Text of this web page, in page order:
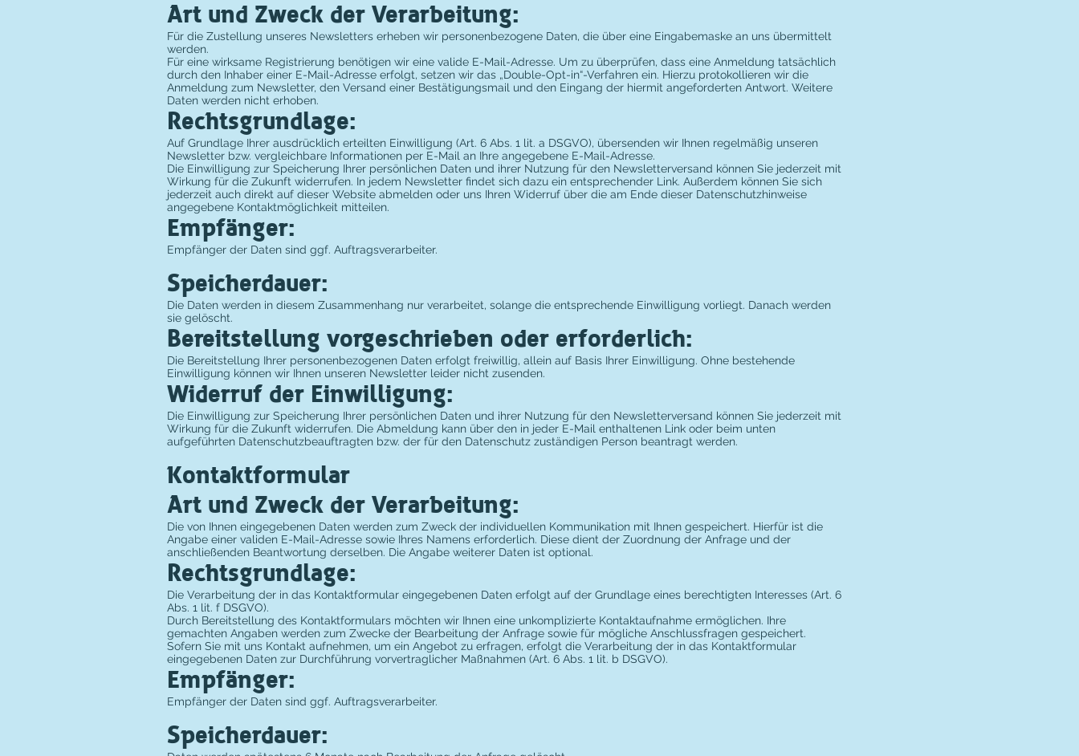
Art und Zweck der Verarbeitung:
Für die Zustellung unseres Newsletters erheben wir personenbezogene Daten, die über eine Eingabemaske an uns übermittelt
werden.
Für eine wirksame Registrierung benötigen wir eine valide E-Mail-Adresse. Um zu überprüfen, dass eine Anmeldung tatsächlich
durch den Inhaber einer E-Mail-Adresse erfolgt, setzen wir das „Double-Opt-in“-Verfahren ein. Hierzu protokollieren wir die
Anmeldung zum Newsletter, den Versand einer Bestätigungsmail und den Eingang der hiermit angeforderten Antwort. Weitere
Daten werden nicht erhoben.
Rechtsgrundlage:
Auf Grundlage Ihrer ausdrücklich erteilten Einwilligung (Art. 6 Abs. 1 lit. a DSGVO), übersenden wir Ihnen regelmäßig unseren
Newsletter bzw. vergleichbare Informationen per E-Mail an Ihre angegebene E-Mail-Adresse.
Die Einwilligung zur Speicherung Ihrer persönlichen Daten und ihrer Nutzung für den Newsletterversand können Sie jederzeit mit
Wirkung für die Zukunft widerrufen. In jedem Newsletter findet sich dazu ein entsprechender Link. Außerdem können Sie sich
jederzeit auch direkt auf dieser Website abmelden oder uns Ihren Widerruf über die am Ende dieser Datenschutzhinweise
angegebene Kontaktmöglichkeit mitteilen.
Empfänger:
Empfänger der Daten sind ggf. Auftragsverarbeiter.
Speicherdauer:
Die Daten werden in diesem Zusammenhang nur verarbeitet, solange die entsprechende Einwilligung vorliegt. Danach werden
sie gelöscht.
Bereitstellung vorgeschrieben oder erforderlich:
Die Bereitstellung Ihrer personenbezogenen Daten erfolgt freiwillig, allein auf Basis Ihrer Einwilligung. Ohne bestehende
Einwilligung können wir Ihnen unseren Newsletter leider nicht zusenden.
Widerruf der Einwilligung:
Die Einwilligung zur Speicherung Ihrer persönlichen Daten und ihrer Nutzung für den Newsletterversand können Sie jederzeit mit
Wirkung für die Zukunft widerrufen. Die Abmeldung kann über den in jeder E-Mail enthaltenen Link oder beim unten
aufgeführten Datenschutzbeauftragten bzw. der für den Datenschutz zuständigen Person beantragt werden.
Kontaktformular
Art und Zweck der Verarbeitung:
Die von Ihnen eingegebenen Daten werden zum Zweck der individuellen Kommunikation mit Ihnen gespeichert. Hierfür ist die
Angabe einer validen E-Mail-Adresse sowie Ihres Namens erforderlich. Diese dient der Zuordnung der Anfrage und der
anschließenden Beantwortung derselben. Die Angabe weiterer Daten ist optional.
Rechtsgrundlage:
Die Verarbeitung der in das Kontaktformular eingegebenen Daten erfolgt auf der Grundlage eines berechtigten Interesses (Art. 6
Abs. 1 lit. f DSGVO).
Durch Bereitstellung des Kontaktformulars möchten wir Ihnen eine unkomplizierte Kontaktaufnahme ermöglichen. Ihre
gemachten Angaben werden zum Zwecke der Bearbeitung der Anfrage sowie für mögliche Anschlussfragen gespeichert.
Sofern Sie mit uns Kontakt aufnehmen, um ein Angebot zu erfragen, erfolgt die Verarbeitung der in das Kontaktformular
eingegebenen Daten zur Durchführung vorvertraglicher Maßnahmen (Art. 6 Abs. 1 lit. b DSGVO).
Empfänger:
Empfänger der Daten sind ggf. Auftragsverarbeiter.
Speicherdauer: